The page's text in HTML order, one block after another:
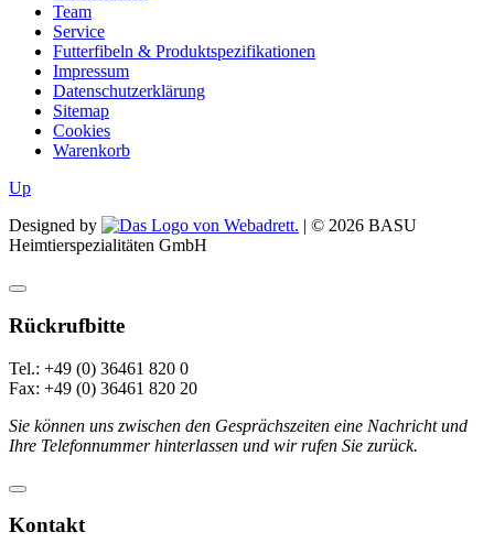
Team
Service
Futterfibeln & Produktspezifikationen
Impressum
Datenschutzerklärung
Sitemap
Cookies
Warenkorb
Up
Designed by
| © 2026 BASU
Heimtierspezialitäten GmbH
Rückrufbitte
Tel.: +49 (0) 36461 820 0
Fax: +49 (0) 36461 820 20
Sie können uns zwischen den Gesprächszeiten eine Nachricht und
Ihre Telefonnummer hinterlassen und wir rufen Sie zurück.
Kontakt